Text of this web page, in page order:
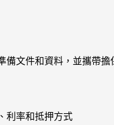
備文件和資料，並攜帶
利率和抵押方式